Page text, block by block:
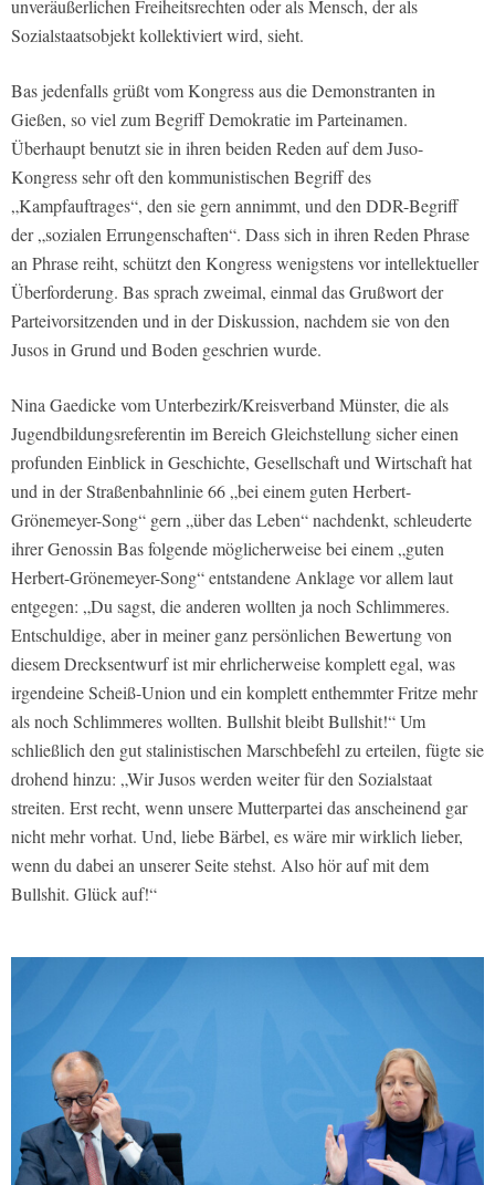
unveräußerlichen Freiheitsrechten oder als Mensch, der als
Sozialstaatsobjekt kollektiviert wird, sieht.
Bas jedenfalls grüßt vom Kongress aus die Demonstranten in
Gießen, so viel zum Begriff Demokratie im Parteinamen.
Überhaupt benutzt sie in ihren beiden Reden auf dem Juso-
Kongress sehr oft den kommunistischen Begriff des
„Kampfauftrages“, den sie gern annimmt, und den DDR-Begriff
der „sozialen Errungenschaften“. Dass sich in ihren Reden Phrase
an Phrase reiht, schützt den Kongress wenigstens vor intellektueller
Überforderung. Bas sprach zweimal, einmal das Grußwort der
Parteivorsitzenden und in der Diskussion, nachdem sie von den
Jusos in Grund und Boden geschrien wurde.
Nina Gaedicke vom Unterbezirk/Kreisverband Münster, die als
Jugendbildungsreferentin im Bereich Gleichstellung sicher einen
profunden Einblick in Geschichte, Gesellschaft und Wirtschaft hat
und in der Straßenbahnlinie 66 „bei einem guten Herbert-
Grönemeyer-Song“ gern „über das Leben“ nachdenkt, schleuderte
ihrer Genossin Bas folgende möglicherweise bei einem „guten
Herbert-Grönemeyer-Song“ entstandene Anklage vor allem laut
entgegen: „Du sagst, die anderen wollten ja noch Schlimmeres.
Entschuldige, aber in meiner ganz persönlichen Bewertung von
diesem Drecksentwurf ist mir ehrlicherweise komplett egal, was
irgendeine Scheiß-Union und ein komplett enthemmter Fritze mehr
als noch Schlimmeres wollten. Bullshit bleibt Bullshit!“ Um
schließlich den gut stalinistischen Marschbefehl zu erteilen, fügte sie
drohend hinzu: „Wir Jusos werden weiter für den Sozialstaat
streiten. Erst recht, wenn unsere Mutterpartei das anscheinend gar
nicht mehr vorhat. Und, liebe Bärbel, es wäre mir wirklich lieber,
wenn du dabei an unserer Seite stehst. Also hör auf mit dem
Bullshit. Glück auf!“